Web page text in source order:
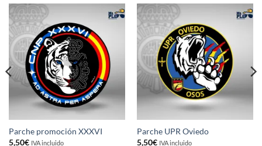
Parche promoción XXXVI
5,50€ IVA incluido
Parche UPR Oviedo
5,50€ IVA incluido